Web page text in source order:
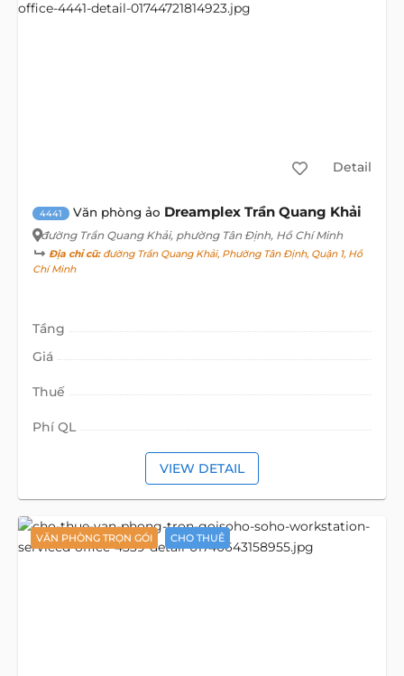
Detail
4441 Văn phòng ảo Dreamplex Trần Quang Khải
đường Trần Quang Khải, phường Tân Định, Hồ Chí Minh
Địa chỉ cũ:đường Trần Quang Khải, Phường Tân Định, Quận 1, Hồ
Chí Minh
Tầng
Giá
Thuế
Phí QL
VIEW DETAIL
VĂN PHÒNG TRỌN GÓI CHO THUÊ